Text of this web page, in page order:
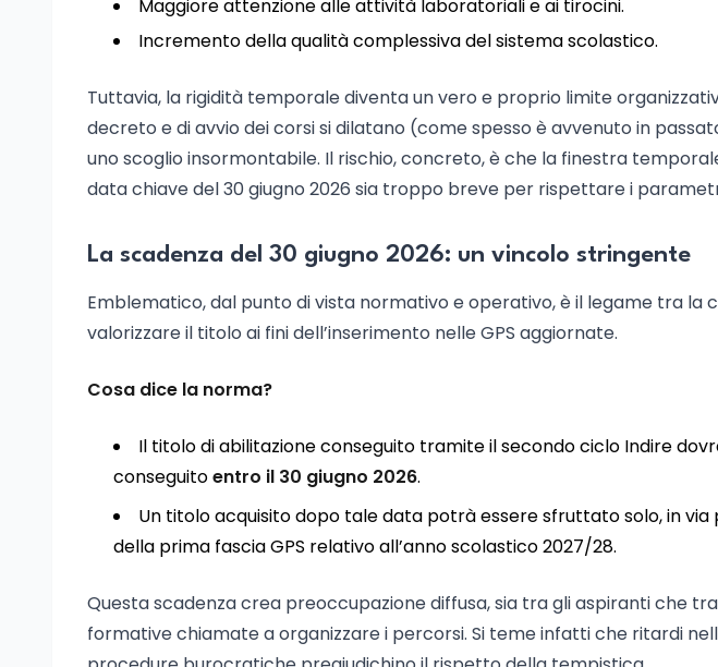
Maggiore attenzione alle attività laboratoriali e ai tirocini.
Incremento della qualità complessiva del sistema scolastico.
Tuttavia, la rigidità temporale diventa un vero e proprio limite
decreto e di avvio dei corsi si dilatano (come spesso è avvenuto in
uno scoglio insormontabile. Il rischio, concreto, è che la finestra
data chiave del 30 giugno 2026 sia troppo breve per rispettare i
La scadenza del 30 giugno 2026: un vincolo stringente
Emblematico, dal punto di vista normativo e operativo, è il legame tra la
valorizzare il titolo ai fini dell’inserimento nelle GPS aggiornate.
Cosa dice la norma?
Il titolo di abilitazione conseguito tramite il secondo ciclo Indire
conseguitoentro il 30 giugno 2026.
Un titolo acquisito dopo tale data potrà essere sfruttato solo, in via
della prima fascia GPS relativo all’anno scolastico 2027/28.
Questa scadenza crea preoccupazione diffusa, sia tra gli aspiranti che
formative chiamate a organizzare i percorsi. Si teme infatti che ritardi